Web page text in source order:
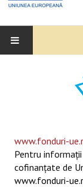
SUPORT
SERVICII PSIHO-
www.fonduri-
Pentru
cofinanţate de
www.fonduri-